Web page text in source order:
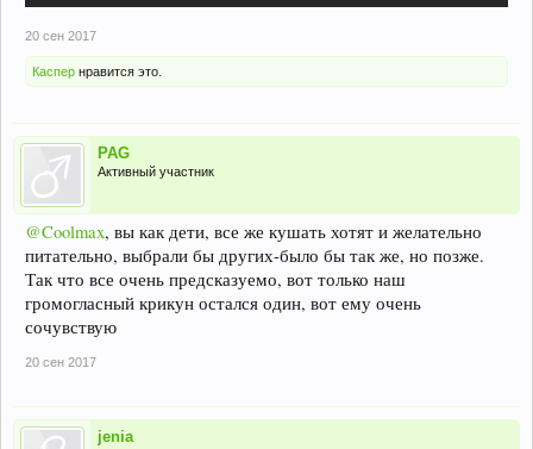
20 сен 2017
Каспер нравится это.
PAG
Активный участник
@Coolmax, вы как дети, все же кушать хотят и желательно
питательно, выбрали бы других-было бы так же, но позже.
Так что все очень предсказуемо, вот только наш
громогласный крикун остался один, вот ему очень
сочувствую
20 сен 2017
jenia